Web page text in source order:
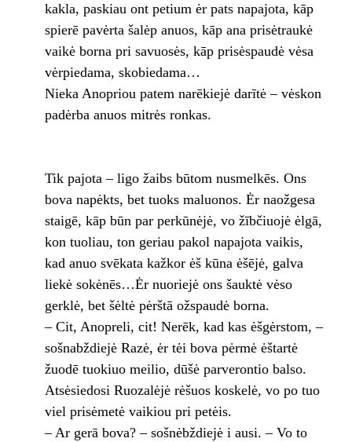
kakla, paskiau ont petium ėr pats napajota, kāp
spierē pavėrta šalėp anuos, kāp ana prisėtraukė
vaikė borna pri savuosės, kāp prisėspaudė vėsa
vėrpiedama, skobiedama…
Nieka Anopriou patem narēkiejė darītė – vėskon
padėrba anuos mitrės ronkas.
Tik pajota – ligo žaibs būtom nusmelkēs. Ons
bova napėkts, bet tuoks maluonos. Ėr naožgesa
staigē, kāp būn par perkūnėjė, vo žībčiuojė ėlgā,
kon tuoliau, ton geriau pakol napajota vaikis,
kad anuo svēkata kažkor ėš kūna ėšējė, galva
liekė sokėnēs…Ėr nuoriejė ons šauktė vėso
gerklė, bet šėltė pėrštā ožspaudė borna.
– Cit, Anopreli, cit! Nerēk, kad kas ėšgėrstom, –
sošnabždiejė Razė, ėr tėi bova pėrmė ėštartė
žuodē tuokiuo meilio, dūšė parverontio balso.
Atsėsiedosi Ruozalėjė rėšuos koskelė, vo po tuo
viel prisėmetė vaikiou pri petėis.
– Ar gerā bova? – sošnėbždiejė i ausi. – Vo to